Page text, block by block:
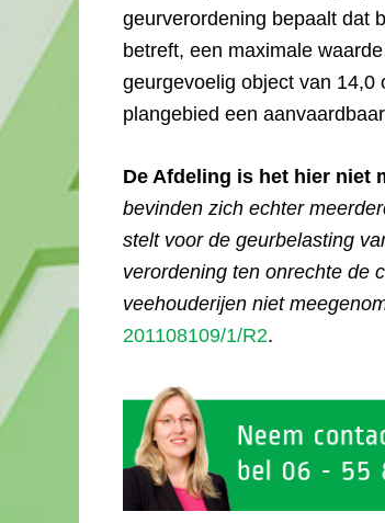
geurverordening bepaalt dat
betreft, een maximale
geurgevoelig object van 14,0
plangebied een
De Afdeling is het hier niet
bevinden zich echter
stelt voor de geurbelasting
verordening ten onrechte de
veehouderijen niet
201108109/1/R2.